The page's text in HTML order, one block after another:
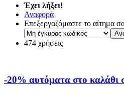
Έχει λήξει!
Αναφορά
Επεξεργαζόμαστε το αίτημα
474 χρήσεις
-20% αυτόματα στο καλάθι